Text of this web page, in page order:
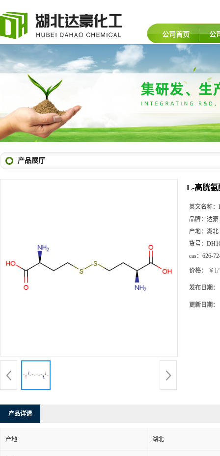
公司首页 公
产品展厅
L-高胱氨
英文名称：
品牌： 达豪
产地： 湖北
货号：
cas： 626-
价格： ￥
发布日期：
更新日期：
产品详请
产地 湖北